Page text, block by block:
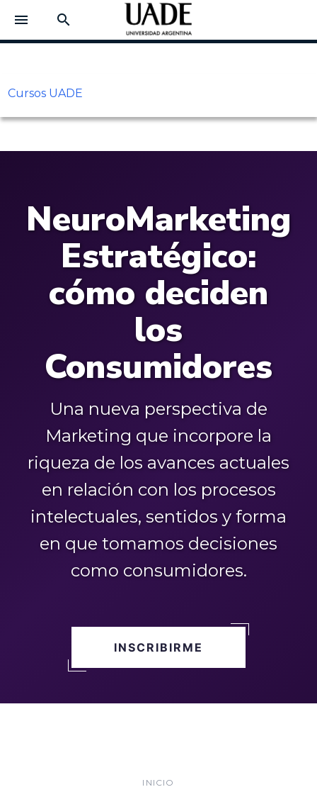
menu search
Cursos UADE
NeuroMarketing
Estratégico:
cómo deciden
los
Consumidores
Una nueva perspectiva de
Marketing que incorpore la
riqueza de los avances actuales
en relación con los procesos
intelectuales, sentidos y forma
en que tomamos decisiones
como consumidores.
INSCRIBIRME
INICIO